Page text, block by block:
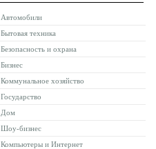
Автомобили
Бытовая техника
Безопасность и охрана
Бизнес
Коммунальное хозяйство
Государство
Дом
Шоу-бизнес
Компьютеры и Интернет